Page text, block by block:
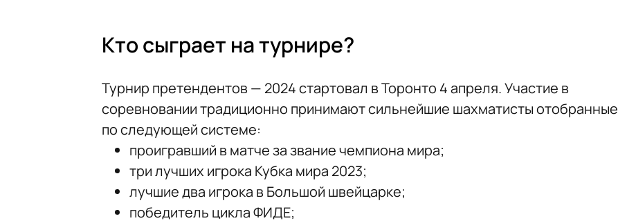
Кто сыграет на турнире?
Турнир претендентов — 2024 стартовал в Торонто 4 апреля. Участие в
соревновании традиционно принимают сильнейшие шахматисты отобранные
по следующей системе:
проигравший в матче за звание чемпиона мира;
три лучших игрока Кубка мира 2023;
лучшие два игрока в Большой швейцарке;
победитель цикла ФИДЕ;